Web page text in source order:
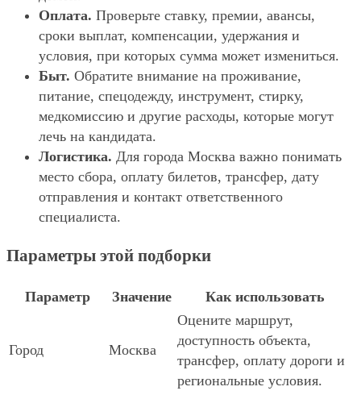
Оплата. Проверьте ставку, премии, авансы,
сроки выплат, компенсации, удержания и
условия, при которых сумма может измениться.
Быт. Обратите внимание на проживание,
питание, спецодежду, инструмент, стирку,
медкомиссию и другие расходы, которые могут
лечь на кандидата.
Логистика. Для города Москва важно понимать
место сбора, оплату билетов, трансфер, дату
отправления и контакт ответственного
специалиста.
Параметры этой подборки
Параметр Значение Как использовать
Город Москва
Оцените маршрут,
доступность объекта,
трансфер, оплату дороги и
региональные условия.